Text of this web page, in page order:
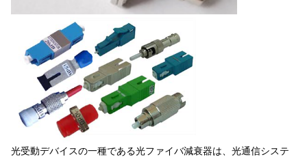
光受動デバイスの一種である光ファイバ減衰器は、光通信システ